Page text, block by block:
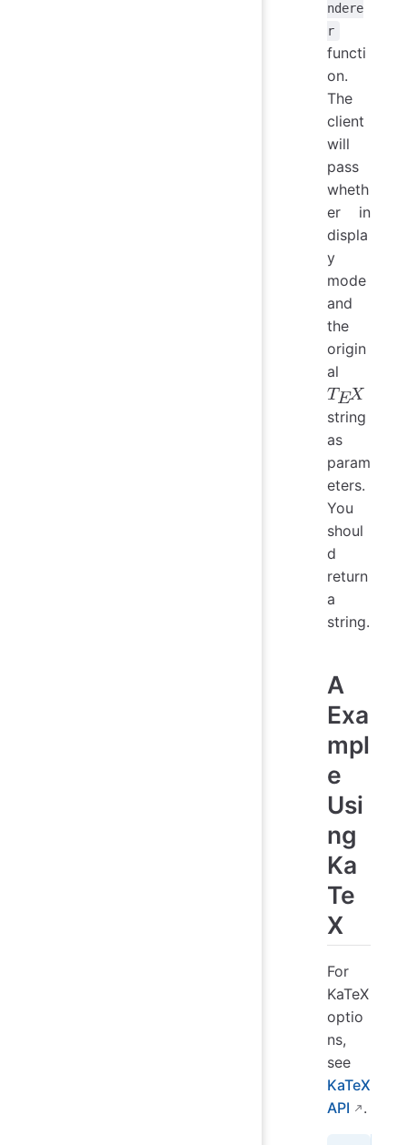
ndere
r
functi
on.
The
client
will
pass
wheth
er in
displa
y
mode
and
the
origin
al
TEX
string
as
param
eters.
You
shoul
d
return
a
string.
A
Exa
mpl
e
Usi
ng
Ka
Te
X
For
KaTeX
optio
ns,
see
KaTeX
API
.